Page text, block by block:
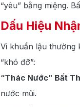
“yêu” bằng miệng.
Dấu Hiệu
Vi khuẩn lậu thường
“khó đỡ”:
“Thác Nước” Bất
nước mũi.